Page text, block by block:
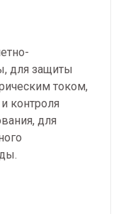
для защиты
током,
контроля
для